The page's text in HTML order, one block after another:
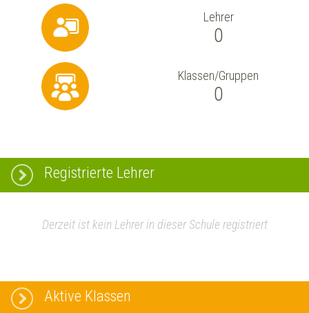
Lehrer
0
Klassen/Gruppen
0
Registrierte Lehrer
Derzeit ist kein Lehrer in dieser Schule registriert
Aktive Klassen